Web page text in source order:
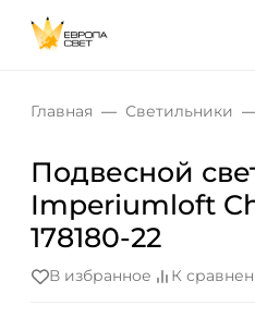
Главная Светильники
Подвесной
Imperiumloft
178180-22
В избранное К